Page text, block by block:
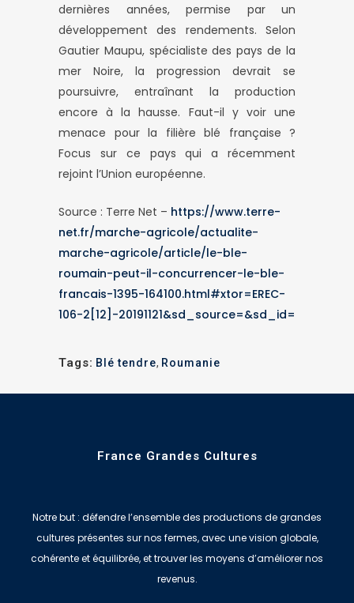
dernières années, permise par un
développement des rendements. Selon
Gautier Maupu, spécialiste des pays de la
mer Noire, la progression devrait se
poursuivre, entraînant la production
encore à la hausse. Faut-il y voir une
menace pour la filière blé française ?
Focus sur ce pays qui a récemment
rejoint l’Union européenne.
Source : Terre Net – https://www.terre-
net.fr/marche-agricole/actualite-
marche-agricole/article/le-ble-
roumain-peut-il-concurrencer-le-ble-
francais-1395-164100.html#xtor=EREC-
106-2[12]-20191121&sd_source=&sd_id=
Tags: Blé tendre, Roumanie
France Grandes Cultures
Notre but : défendre l’ensemble des productions de grandes
cultures présentes sur nos fermes, avec une vision globale,
cohérente et équilibrée, et trouver les moyens d’améliorer nos
revenus.